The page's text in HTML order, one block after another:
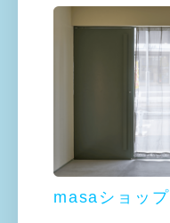
masaショップ